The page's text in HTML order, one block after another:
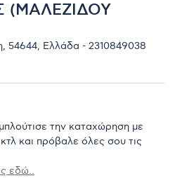
(ΜΑΛΕΖΙΔΟΥ
54644, Ελλάδα - 2310849038
την καταχώρηση με
και πρόβαλε όλες σου τις
εδώ..